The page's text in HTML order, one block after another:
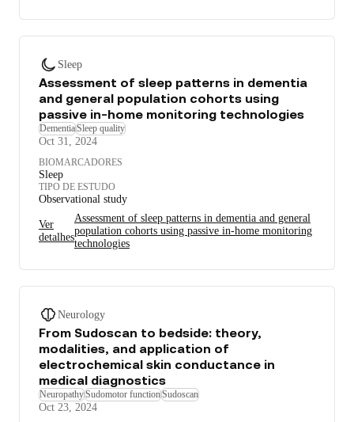
Sleep
Assessment of sleep patterns in dementia
and general population cohorts using
passive in-home monitoring technologies
DementiaSleep quality
Oct 31, 2024
BIOMARCADORES
Sleep
TIPO DE ESTUDO
Observational study
Ver
detalhes
Assessment of sleep patterns in dementia and general
population cohorts using passive in-home monitoring
technologies
Neurology
From Sudoscan to bedside: theory,
modalities, and application of
electrochemical skin conductance in
medical diagnostics
NeuropathySudomotor functionSudoscan
Oct 23, 2024